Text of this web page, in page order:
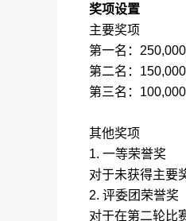
奖项设置
主要奖项
第一名：
第二名：
第三名：
其他奖项
1. 一等荣誉奖
对于未获得主要
2. 评委团荣誉奖
对于在第二轮比